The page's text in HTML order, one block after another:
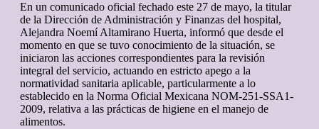
En un comunicado oficial fechado este 27 de mayo, la titular
de la Dirección de Administración y Finanzas del hospital,
Alejandra Noemí Altamirano Huerta, informó que desde el
momento en que se tuvo conocimiento de la situación, se
iniciaron las acciones correspondientes para la revisión
integral del servicio, actuando en estricto apego a la
normatividad sanitaria aplicable, particularmente a lo
establecido en la Norma Oficial Mexicana NOM-251-SSA1-
2009, relativa a las prácticas de higiene en el manejo de
alimentos.